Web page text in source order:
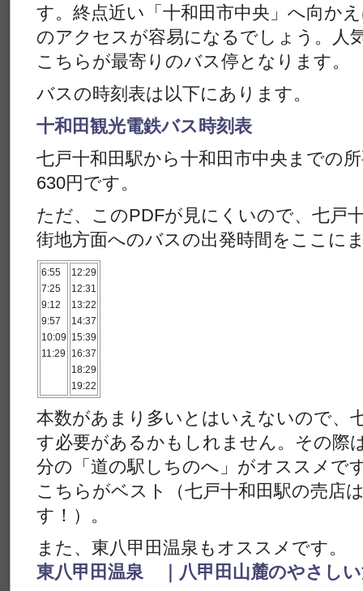
す。終点近い「十和田市中央」へ向か
のアクセスが容易になるでしょう。人
こちらが最寄りのバス停となります。
バスの時刻表は以下にあります。
十和田観光電鉄バス時刻表
七戸十和田駅から十和田市中央までの
630円です。
ただ、このPDFが見にくいので、七戸
街地方面へのバスの出発時間をここに
6:55
7:25
9:12
9:57
10:09
11:29
12:29
12:31
13:22
14:37
15:39
16:37
18:29
19:22
本数があまり多いとはいえないので、
す必要があるかもしれません。その際
分の「道の駅しちのへ」がオススメで
こちらがベスト（七戸十和田駅の売店
す！）。
また、東八甲田温泉もオススメです。
東八甲田温泉 ｜八甲田山麓のやさし